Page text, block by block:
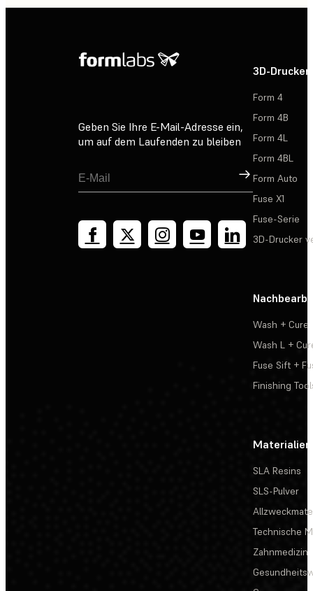
Geben Sie Ihre E-Mail-Adresse ein,
um auf dem Laufenden zu bleiben
Registrieren
3D-Drucker
Form 4
Form 4B
Form 4L
Form 4BL
Form Auto
Fuse X1
Fuse-Serie
3D-Drucker
Wash + Cure
Wash L +
Fuse Sift +
Finishing
Materialien
SLA Resins
SLS-Pulver
Technische
Zahnmedizin